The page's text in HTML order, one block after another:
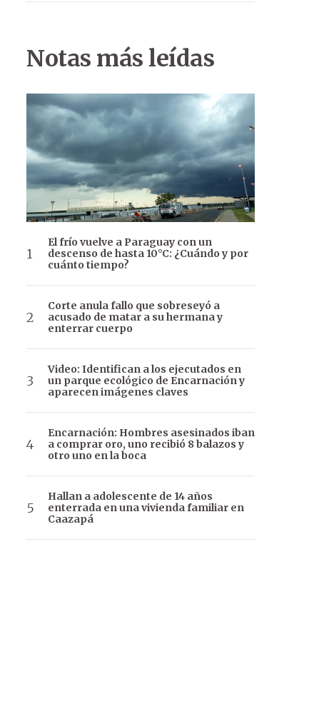
Notas más leídas
El frío vuelve a Paraguay con un
descenso de hasta 10°C: ¿Cuándo y por
cuánto tiempo?
Corte anula fallo que sobreseyó a
acusado de matar a su hermana y
enterrar cuerpo
Video: Identifican a los ejecutados en
un parque ecológico de Encarnación y
aparecen imágenes claves
Encarnación: Hombres asesinados iban
a comprar oro, uno recibió 8 balazos y
otro uno en la boca
Hallan a adolescente de 14 años
enterrada en una vivienda familiar en
Caazapá